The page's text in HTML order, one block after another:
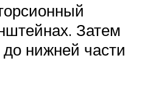
Затем
нижней части